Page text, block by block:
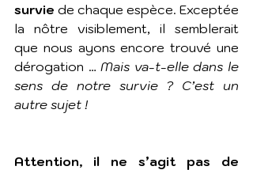
survie de chaque espèce. Exceptée
la nôtre visiblement, il semblerait
que nous ayons encore trouvé une
dérogation … Mais va-t-elle dans le
sens de notre survie ? C’est un
autre sujet !
Attention, il ne s’agit pas de